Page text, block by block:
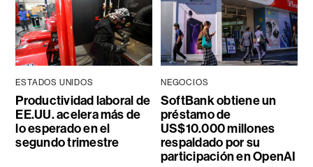
ESTADOS UNIDOS
Productividad laboral de
EE.UU. acelera más de
lo esperado en el
segundo trimestre
NEGOCIOS
SoftBank obtiene un
préstamo de
US$10.000 millones
respaldado por su
participación en OpenAI